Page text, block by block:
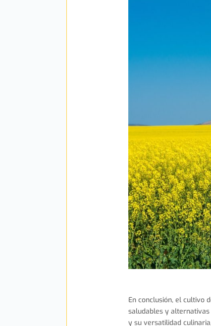
En conclusión, el cultivo
saludables y alternativas
y su versatilidad